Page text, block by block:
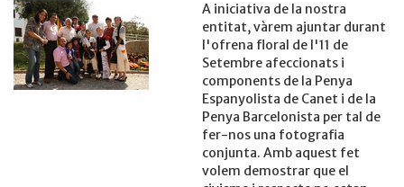
A iniciativa de la nostra
entitat, vàrem ajuntar durant
l'ofrena floral de l'11 de
Setembre afeccionats i
components de la Penya
Espanyolista de Canet i de la
Penya Barcelonista per tal de
fer-nos una fotografia
conjunta. Amb aquest fet
volem demostrar que el